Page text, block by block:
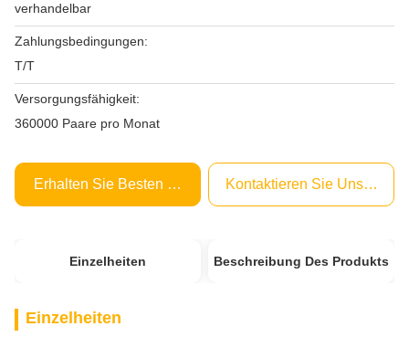
verhandelbar
Zahlungsbedingungen:
T/T
Versorgungsfähigkeit:
360000 Paare pro Monat
Erhalten Sie Besten Preis Kontaktieren Sie Uns Jetzt
Einzelheiten Beschreibung Des Produkts
Einzelheiten